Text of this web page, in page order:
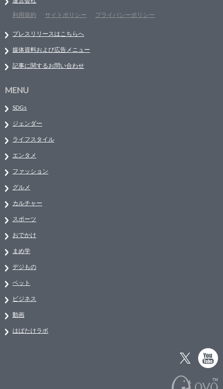
利用規約
サイトポリシー プライバシーポリシー
プレスリリースはこちらへ
媒体資料および広告メニュー
記事に関するお問い合わせ
MENU
SDGs
ジェンダー
ライフスタイル
エンタメ
ファッション
グルメ
カルチャー
スポーツ
おでかけ
まめ学
デジもの
ペット
ビジネス
動画
はばたけラボ